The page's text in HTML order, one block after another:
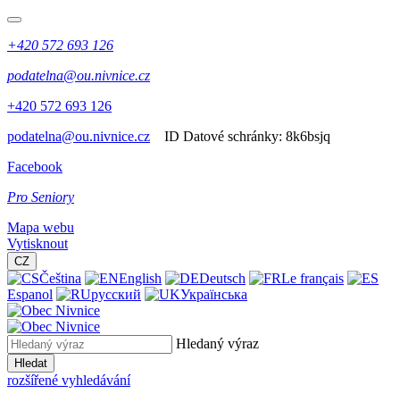
+420 572 693 126
podatelna@ou.nivnice.cz
+420 572 693 126
podatelna@ou.nivnice.cz
ID Datové schránky: 8k6bsjq
Facebook
Pro Seniory
Mapa webu
Vytisknout
CZ
Čeština English Deutsch
Le français
Espanol
русский Українська
Hledaný výraz
Hledat
rozšířené vyhledávání